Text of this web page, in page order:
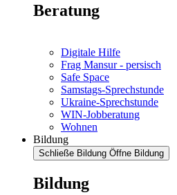
Beratung
Digitale Hilfe
Frag Mansur - persisch
Safe Space
Samstags-Sprechstunde
Ukraine-Sprechstunde
WIN-Jobberatung
Wohnen
Bildung
Schließe Bildung Öffne Bildung
Bildung